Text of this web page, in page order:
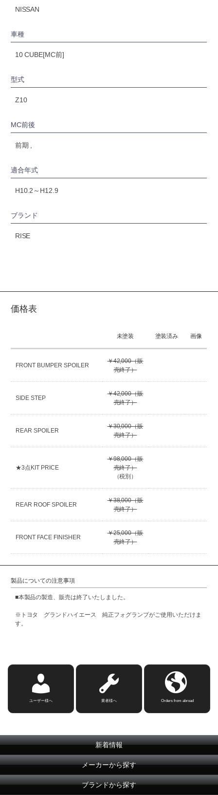
NISSAN
車種
10 CUBE[MC前]
型式
Z10
MC前後
前期 ,
適合年式
H10.2～H12.9
ブランド
RISE
価格表
未塗装 塗装済み 画像
FRONT BUMPER SPOILER
￥42,000（販
売終了）
SIDE STEP
￥42,000（販
売終了）
REAR SPOILER
￥30,000（販
売終了）
★3点KIT PRICE
￥98,000（販
売終了）
（税別）
REAR ROOF SPOILER
￥38,000（販
売終了）
FRONT FACE FINISHER
￥25,000（販
売終了）
製品についての注意事項
■本製品の製造、販売は終了いたしました。
※トヨタ グランドハイエース 純正フォグランプがご使用いただけま
す。
ユーザー様へ 業者様へ Orders from abroad
新着情報
メーカーから探す
ブランドから探す